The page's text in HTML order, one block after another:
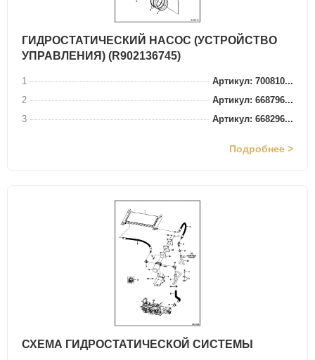
ГИДРОСТАТИЧЕСКИЙ НАСОС (УСТРОЙСТВО
УПРАВЛЕНИЯ) (R902136745)
1
Артикул: 700810...
2
Артикул: 668796...
3
Артикул: 668296...
Подробнее >
СХЕМА ГИДРОСТАТИЧЕСКОЙ СИСТЕМЫ